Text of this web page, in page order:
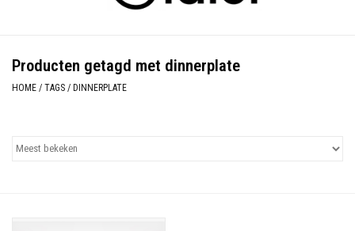
Albast waxinehouders van Zenza
Dierenlampen
Producten getagd met dinnerplate
HOME / TAGS / DINNERPLATE